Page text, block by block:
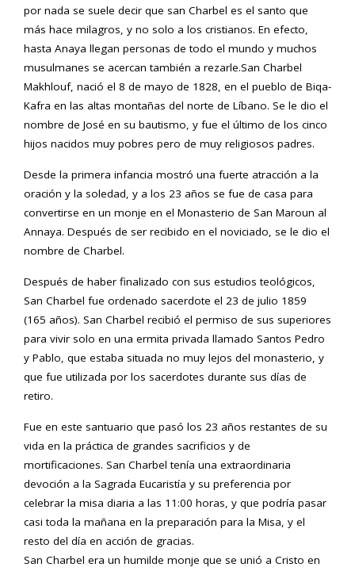
por nada se suele decir que san Charbel es el santo que
más hace milagros, y no solo a los cristianos. En efecto,
hasta Anaya llegan personas de todo el mundo y muchos
musulmanes se acercan también a rezarle.San Charbel
Makhlouf, nació el 8 de mayo de 1828, en el pueblo de Biqa-
Kafra en las altas montañas del norte de Líbano. Se le dio el
nombre de José en su bautismo, y fue el último de los cinco
hijos nacidos muy pobres pero de muy religiosos padres.
Desde la primera infancia mostró una fuerte atracción a la
oración y la soledad, y a los 23 años se fue de casa para
convertirse en un monje en el Monasterio de San Maroun al
Annaya. Después de ser recibido en el noviciado, se le dio el
nombre de Charbel.
Después de haber finalizado con sus estudios teológicos,
San Charbel fue ordenado sacerdote el 23 de julio 1859
(165 años). San Charbel recibió el permiso de sus superiores
para vivir solo en una ermita privada llamado Santos Pedro
y Pablo, que estaba situada no muy lejos del monasterio, y
que fue utilizada por los sacerdotes durante sus días de
retiro.
Fue en este santuario que pasó los 23 años restantes de su
vida en la práctica de grandes sacrificios y de
mortificaciones. San Charbel tenía una extraordinaria
devoción a la Sagrada Eucaristía y su preferencia por
celebrar la misa diaria a las 11:00 horas, y que podría pasar
casi toda la mañana en la preparación para la Misa, y el
resto del día en acción de gracias.
San Charbel era un humilde monje que se unió a Cristo en